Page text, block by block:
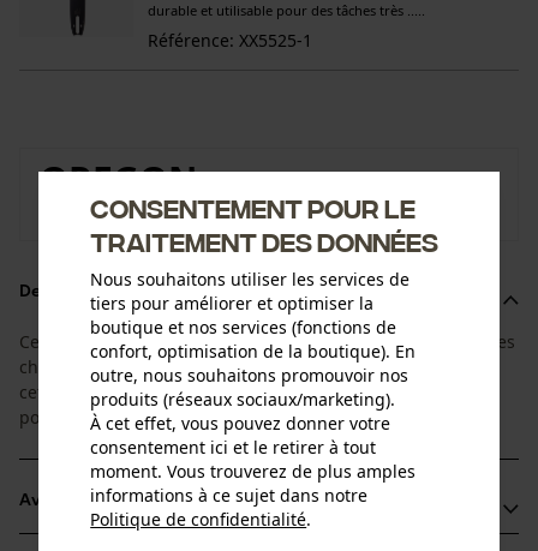
durable et utilisable pour des tâches très .....
Référence: XX5525-1
OREGON
Vers la boutique de la marque Oregon
Description du produit
Ce super set 1+4 est adapté à la durée de vie du guide et des
chaînes. Vous recevrez 1 guide et 4 chaînes adaptées. De
cette façon vous aurez toujours une chaîne de rechange à
portée de main.
Avantages du produit
Consentement pour le
traitement des données
Nous souhaitons utiliser les services de
tiers pour améliorer et optimiser la
boutique et nos services (fonctions de
confort, optimisation de la boutique). En
outre, nous souhaitons promouvoir nos
produits (réseaux sociaux/marketing).
À cet effet, vous pouvez donner votre
consentement ici et le retirer à tout
moment. Vous trouverez de plus amples
informations à ce sujet dans notre
Politique de confidentialité.
partager